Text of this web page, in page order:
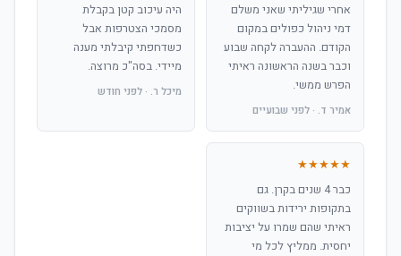
אחרי שגיליתי שאני משלם
דמי ניהול כפולים במקום
הקודם. ההעברה לקחה שבוע
וכבר בשנה הראשונה ראיתי
הפרש ממשי.
אמיר ד. · לפני שבועיים
היה עיכוב קטן בקבלת
מסמכי הצטרפות אבל
כשדחפתי קיבלתי מענה
מיידי. בסה"כ מרוצה.
מיכל ר. · לפני חודש
★★★★★
כבר 4 שנים בקרן. גם
בתקופות ירידות בשווקים
ראיתי שהם שמרו על יציבות
יחסית. ממליץ לכל מי